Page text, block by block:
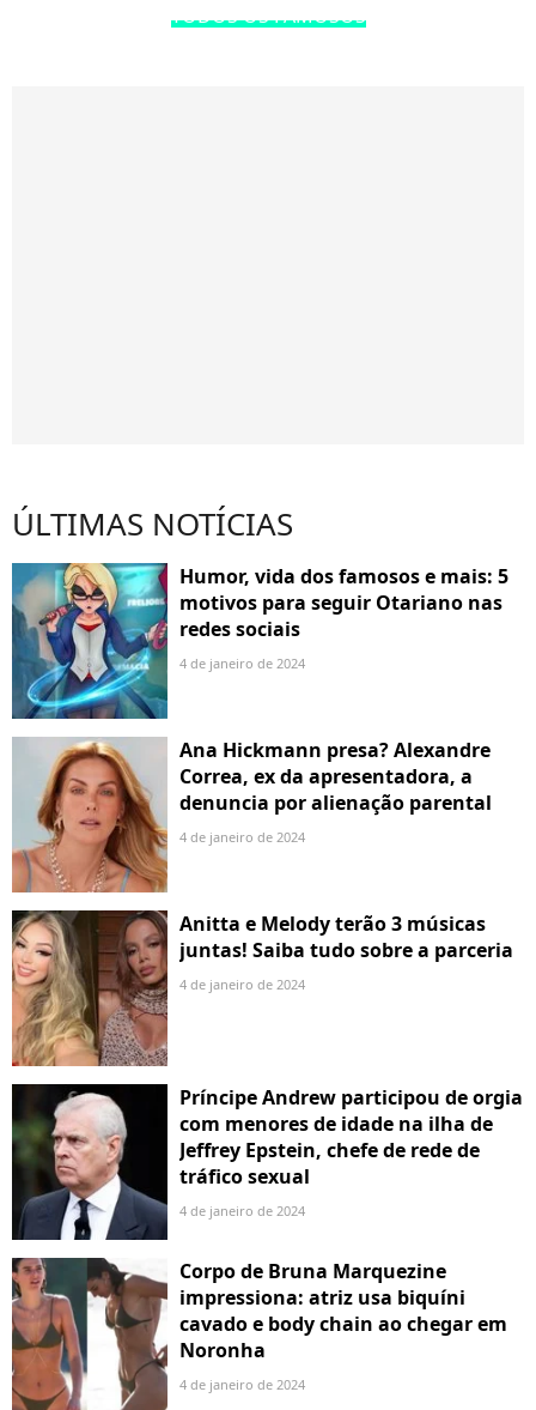
TODOS OS FAMOSOS
ÚLTIMAS NOTÍCIAS
Humor, vida dos famosos e mais: 5
motivos para seguir Otariano nas
redes sociais
4 de janeiro de 2024
Ana Hickmann presa? Alexandre
Correa, ex da apresentadora, a
denuncia por alienação parental
4 de janeiro de 2024
Anitta e Melody terão 3 músicas
juntas! Saiba tudo sobre a parceria
4 de janeiro de 2024
Príncipe Andrew participou de orgia
com menores de idade na ilha de
Jeffrey Epstein, chefe de rede de
tráfico sexual
4 de janeiro de 2024
Corpo de Bruna Marquezine
impressiona: atriz usa biquíni
cavado e body chain ao chegar em
Noronha
4 de janeiro de 2024